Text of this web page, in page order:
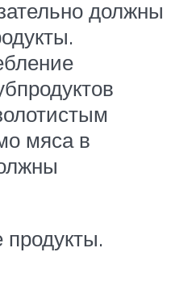
должны
мяса в